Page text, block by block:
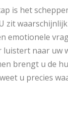
is het
zit
emotionele
luistert naar uw
brengt u de
u precies